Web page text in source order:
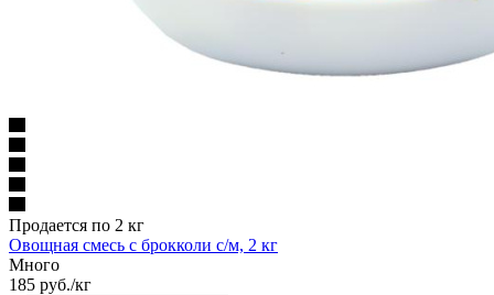
Продается по 2 кг
Овощная смесь с брокколи с/м, 2 кг
Много
185 руб./кг